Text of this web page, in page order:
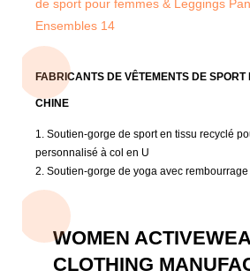
FABRICANTS DE VÊTEMENTS DE SPORT
CHINE
1. Soutien-gorge de sport en tissu recyclé
personnalisé à col en U
2. Soutien-gorge de yoga avec
WOMEN
CLOTHING